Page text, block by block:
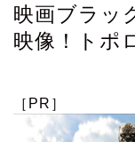
映画ブラッ
映像！トポ
［PR］